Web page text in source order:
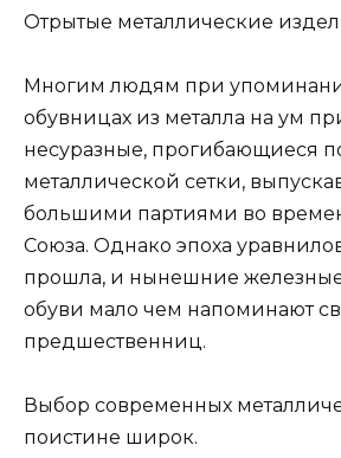
Отрытые металлические
Многим людям при
обувницах из металла на ум
несуразные, прогибающиеся
металлической сетки,
большими партиями во
Союза. Однако эпоха
прошла, и нынешние
обуви мало чем напоминают
предшественниц.
Выбор современных
поистине широк.